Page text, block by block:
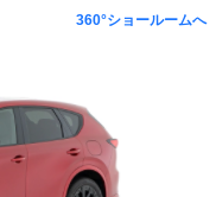
360°ショールームへ